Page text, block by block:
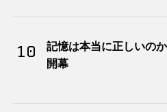
10
記憶は本当に正しいの
開幕